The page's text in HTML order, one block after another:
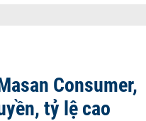
Consumer,
tỷ lệ cao